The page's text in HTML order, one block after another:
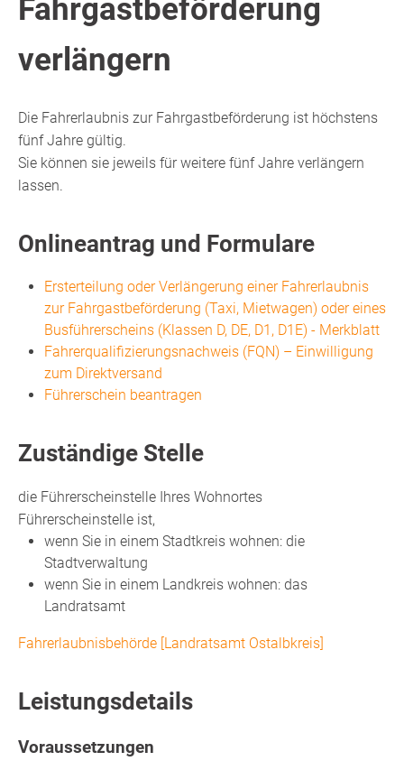
Fahrgastbeförderung
verlängern
Die Fahrerlaubnis zur Fahrgastbeförderung ist höchstens
fünf Jahre gültig.
Sie können sie jeweils für weitere fünf Jahre verlängern
lassen.
Onlineantrag und Formulare
Ersterteilung oder Verlängerung einer Fahrerlaubnis
zur Fahrgastbeförderung (Taxi, Mietwagen) oder eines
Busführerscheins (Klassen D, DE, D1, D1E) - Merkblatt
Fahrerqualifizierungsnachweis (FQN) – Einwilligung
zum Direktversand
Führerschein beantragen
Zuständige Stelle
die Führerscheinstelle Ihres Wohnortes
Führerscheinstelle ist,
wenn Sie in einem Stadtkreis wohnen: die
Stadtverwaltung
wenn Sie in einem Landkreis wohnen: das
Landratsamt
Fahrerlaubnisbehörde [Landratsamt Ostalbkreis]
Leistungsdetails
Voraussetzungen